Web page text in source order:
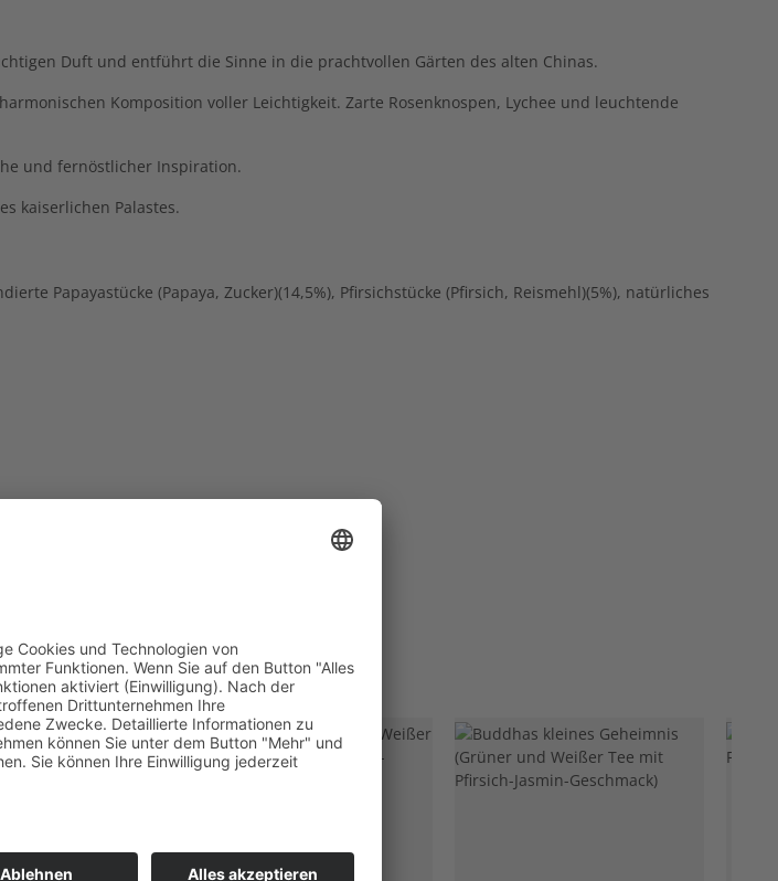
Duft und entführt die Sinne in die prachtvollen Gärten des alten Chinas.
Komposition voller Leichtigkeit. Zarte Rosenknospen, Lychee und leuchtende
und fernöstlicher Inspiration.
kaiserlichen Palastes.
Papayastücke (Papaya, Zucker)(14,5%), Pfirsichstücke (Pfirsich, Reismehl)(5%), natürliches